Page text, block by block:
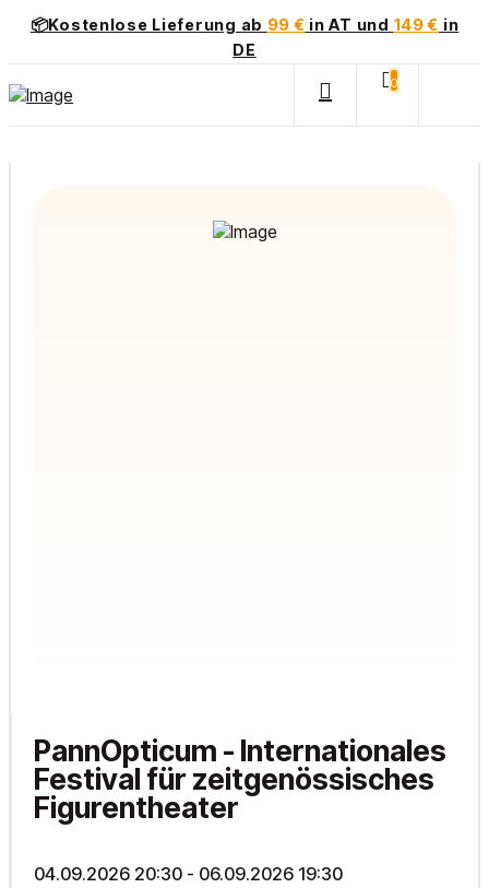
📦Kostenlose Lieferung ab 99 € in AT und 149 € in
DE
0
PannOpticum - Internationales
Festival für zeitgenössisches
Figurentheater
04.09.2026 20:30 - 06.09.2026 19:30